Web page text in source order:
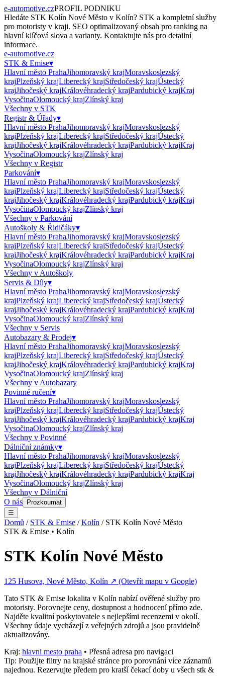
e-automotive.czPROFIL PODNIKU
Hledáte STK Kolín Nové Město v Kolín? STK a kompletní služby
pro motoristy v kraji. SEO optimalizovaný obsah pro ranking na
hlavní klíčová slova a varianty. Kontaktujte nás pro detailní
informace.
e-automotive.cz
STK & Emise▾
Hlavní město PrahaJihomoravský krajMoravskoslezský
krajPlzeňský krajLiberecký krajStředočeský krajÚstecký
krajJihočeský krajKrálovéhradecký krajPardubický krajKraj
VysočinaOlomoucký krajZlínský kraj
Všechny v STK
Registr & Úřady▾
Hlavní město PrahaJihomoravský krajMoravskoslezský
krajPlzeňský krajLiberecký krajStředočeský krajÚstecký
krajJihočeský krajKrálovéhradecký krajPardubický krajKraj
VysočinaOlomoucký krajZlínský kraj
Všechny v Registr
Parkování▾
Hlavní město PrahaJihomoravský krajMoravskoslezský
krajPlzeňský krajLiberecký krajStředočeský krajÚstecký
krajJihočeský krajKrálovéhradecký krajPardubický krajKraj
VysočinaOlomoucký krajZlínský kraj
Všechny v Parkování
Autoškoly & Řidičáky▾
Hlavní město PrahaJihomoravský krajMoravskoslezský
krajPlzeňský krajLiberecký krajStředočeský krajÚstecký
krajJihočeský krajKrálovéhradecký krajPardubický krajKraj
VysočinaOlomoucký krajZlínský kraj
Všechny v Autoškoly
Servis & Díly▾
Hlavní město PrahaJihomoravský krajMoravskoslezský
krajPlzeňský krajLiberecký krajStředočeský krajÚstecký
krajJihočeský krajKrálovéhradecký krajPardubický krajKraj
VysočinaOlomoucký krajZlínský kraj
Všechny v Servis
Autobazary & Prodej▾
Hlavní město PrahaJihomoravský krajMoravskoslezský
krajPlzeňský krajLiberecký krajStředočeský krajÚstecký
krajJihočeský krajKrálovéhradecký krajPardubický krajKraj
VysočinaOlomoucký krajZlínský kraj
Všechny v Autobazary
Povinné ručení▾
Hlavní město PrahaJihomoravský krajMoravskoslezský
krajPlzeňský krajLiberecký krajStředočeský krajÚstecký
krajJihočeský krajKrálovéhradecký krajPardubický krajKraj
VysočinaOlomoucký krajZlínský kraj
Všechny v Povinné
Dálniční známky▾
Hlavní město PrahaJihomoravský krajMoravskoslezský
krajPlzeňský krajLiberecký krajStředočeský krajÚstecký
krajJihočeský krajKrálovéhradecký krajPardubický krajKraj
VysočinaOlomoucký krajZlínský kraj
Všechny v Dálniční
O nás
Prozkoumat
☰
Domů / STK & Emise /Kolín / STK Kolín Nové Město
STK & Emise • Kolín
STK Kolín Nové Město
125 Husova, Nové Město, Kolín ↗ (Otevřít mapu v Google)
Tato STK & Emise lokalita v Kolín nabízí ověřené služby pro
motoristy. Porovnejte ceny, dostupnost a hodnocení přímo zde.
Najděte kvalitní poskytovatele s nejlepšími recenzemi v okolí.
Všechny údaje vycházejí z veřejných zdrojů a jsou pravidelně
aktualizovány.
Kraj: hlavni mesto praha • Přesná adresa pro navigaci
Tip: Použijte filtry na krajské stránce pro porovnání více záznamů
najednou. Rezervujte předem pro kratší čekací doby u všech stk &